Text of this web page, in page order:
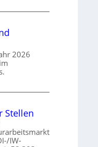
2026
Stellen
IW-